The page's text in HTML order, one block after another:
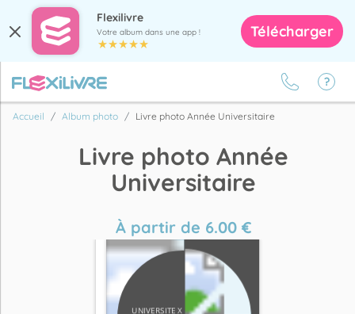
Flexilivre
Votre album dans une app ! Télécharger
Accueil Album photo Livre photo Année Universitaire
Livre photo Année
Universitaire
À partir de 6.00€